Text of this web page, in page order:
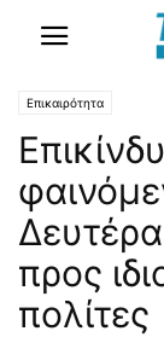
Επικαιρότητα
προς
πολίτες